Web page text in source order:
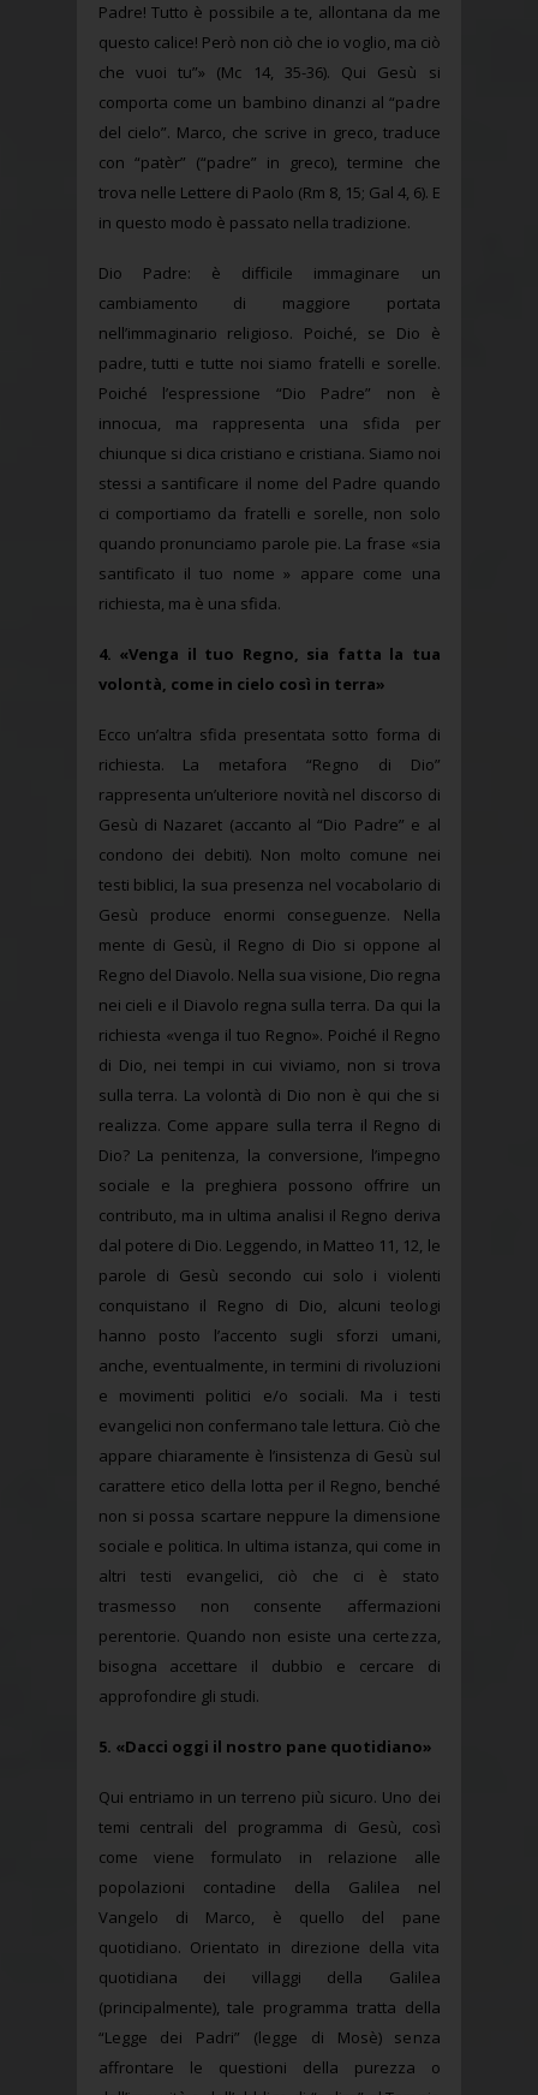
Padre! Tutto è possibile a te, allontana da me
questo calice! Però non ciò che io voglio, ma ciò
che vuoi tu”» (Mc 14, 35-36). Qui Gesù si
comporta come un bambino dinanzi al “padre
del cielo”. Marco, che scrive in greco, traduce
con “patèr” (“padre” in greco), termine che
trova nelle Lettere di Paolo (Rm 8, 15; Gal 4, 6). E
in questo modo è passato nella tradizione.
Dio Padre: è difficile immaginare un
cambiamento di maggiore portata
nell’immaginario religioso. Poiché, se Dio è
padre, tutti e tutte noi siamo fratelli e sorelle.
Poiché l’espressione “Dio Padre” non è
innocua, ma rappresenta una sfida per
chiunque si dica cristiano e cristiana. Siamo noi
stessi a santificare il nome del Padre quando
ci comportiamo da fratelli e sorelle, non solo
quando pronunciamo parole pie. La frase «sia
santificato il tuo nome » appare come una
richiesta, ma è una sfida.
4. «Venga il tuo Regno, sia fatta la tua
volontà, come in cielo così in terra»
Ecco un’altra sfida presentata sotto forma di
richiesta. La metafora “Regno di Dio”
rappresenta un’ulteriore novità nel discorso di
Gesù di Nazaret (accanto al “Dio Padre” e al
condono dei debiti). Non molto comune nei
testi biblici, la sua presenza nel vocabolario di
Gesù produce enormi conseguenze. Nella
mente di Gesù, il Regno di Dio si oppone al
Regno del Diavolo. Nella sua visione, Dio regna
nei cieli e il Diavolo regna sulla terra. Da qui la
richiesta «venga il tuo Regno». Poiché il Regno
di Dio, nei tempi in cui viviamo, non si trova
sulla terra. La volontà di Dio non è qui che si
realizza. Come appare sulla terra il Regno di
Dio? La penitenza, la conversione, l’impegno
sociale e la preghiera possono offrire un
contributo, ma in ultima analisi il Regno deriva
dal potere di Dio. Leggendo, in Matteo 11, 12, le
parole di Gesù secondo cui solo i violenti
conquistano il Regno di Dio, alcuni teologi
hanno posto l’accento sugli sforzi umani,
anche, eventualmente, in termini di rivoluzioni
e movimenti politici e/o sociali. Ma i testi
evangelici non confermano tale lettura. Ciò che
appare chiaramente è l’insistenza di Gesù sul
carattere etico della lotta per il Regno, benché
non si possa scartare neppure la dimensione
sociale e politica. In ultima istanza, qui come in
altri testi evangelici, ciò che ci è stato
trasmesso non consente affermazioni
perentorie. Quando non esiste una certezza,
bisogna accettare il dubbio e cercare di
approfondire gli studi.
5. «Dacci oggi il nostro pane quotidiano»
Qui entriamo in un terreno più sicuro. Uno dei
temi centrali del programma di Gesù, così
come viene formulato in relazione alle
popolazioni contadine della Galilea nel
Vangelo di Marco, è quello del pane
quotidiano. Orientato in direzione della vita
quotidiana dei villaggi della Galilea
(principalmente), tale programma tratta della
“Legge dei Padri” (legge di Mosè) senza
affrontare le questioni della purezza o